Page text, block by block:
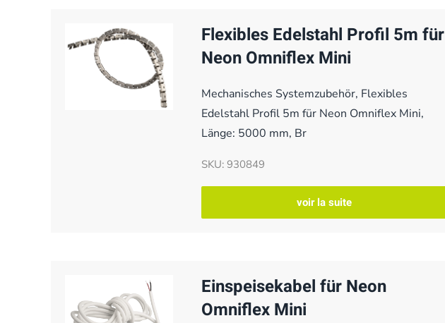
Flexibles Edelstahl Profil 5m für
Neon Omniflex Mini
Mechanisches Systemzubehör, Flexibles
Edelstahl Profil 5m für Neon Omniflex Mini,
Länge: 5000 mm, Br
SKU: 930849
voir la suite
Einspeisekabel für Neon
Omniflex Mini